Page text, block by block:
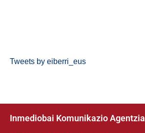
Tweets by eiberri_eus
Inmediobai Komunikazio Agentzia